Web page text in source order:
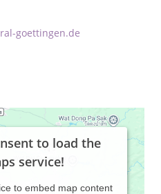
goettingen.de
to load the
service!
to embed map content